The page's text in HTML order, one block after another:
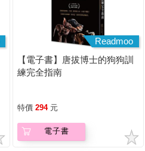
Readmoo
【電子書】唐拔博士的狗狗訓
練完全指南
特價 294 元
電子書